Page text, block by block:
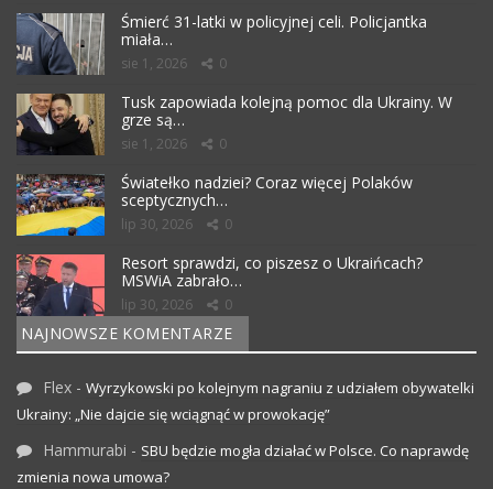
Śmierć 31-latki w policyjnej celi. Policjantka
miała…
sie 1, 2026 0
Tusk zapowiada kolejną pomoc dla Ukrainy. W
grze są…
sie 1, 2026 0
Światełko nadziei? Coraz więcej Polaków
sceptycznych…
lip 30, 2026 0
Resort sprawdzi, co piszesz o Ukraińcach?
MSWiA zabrało…
lip 30, 2026 0
NAJNOWSZE KOMENTARZE
Flex - Wyrzykowski po kolejnym nagraniu z udziałem obywatelki
Ukrainy: „Nie dajcie się wciągnąć w prowokację”
Hammurabi - SBU będzie mogła działać w Polsce. Co naprawdę
zmienia nowa umowa?